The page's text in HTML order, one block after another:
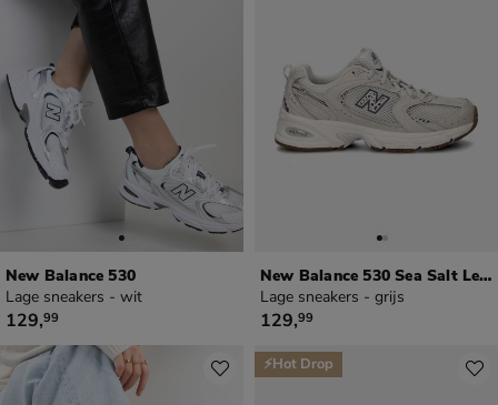
New Balance 530
Lage sneakers - wit
€ 129,99
129,99
New Balance 530 Sea Salt Leopard
Lage sneakers - grijs
€ 129,99
129,99
⚡Hot Drop